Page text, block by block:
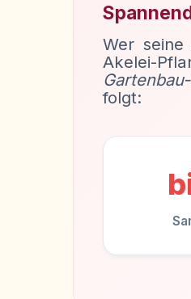
Wer
Akelei-
folgt: